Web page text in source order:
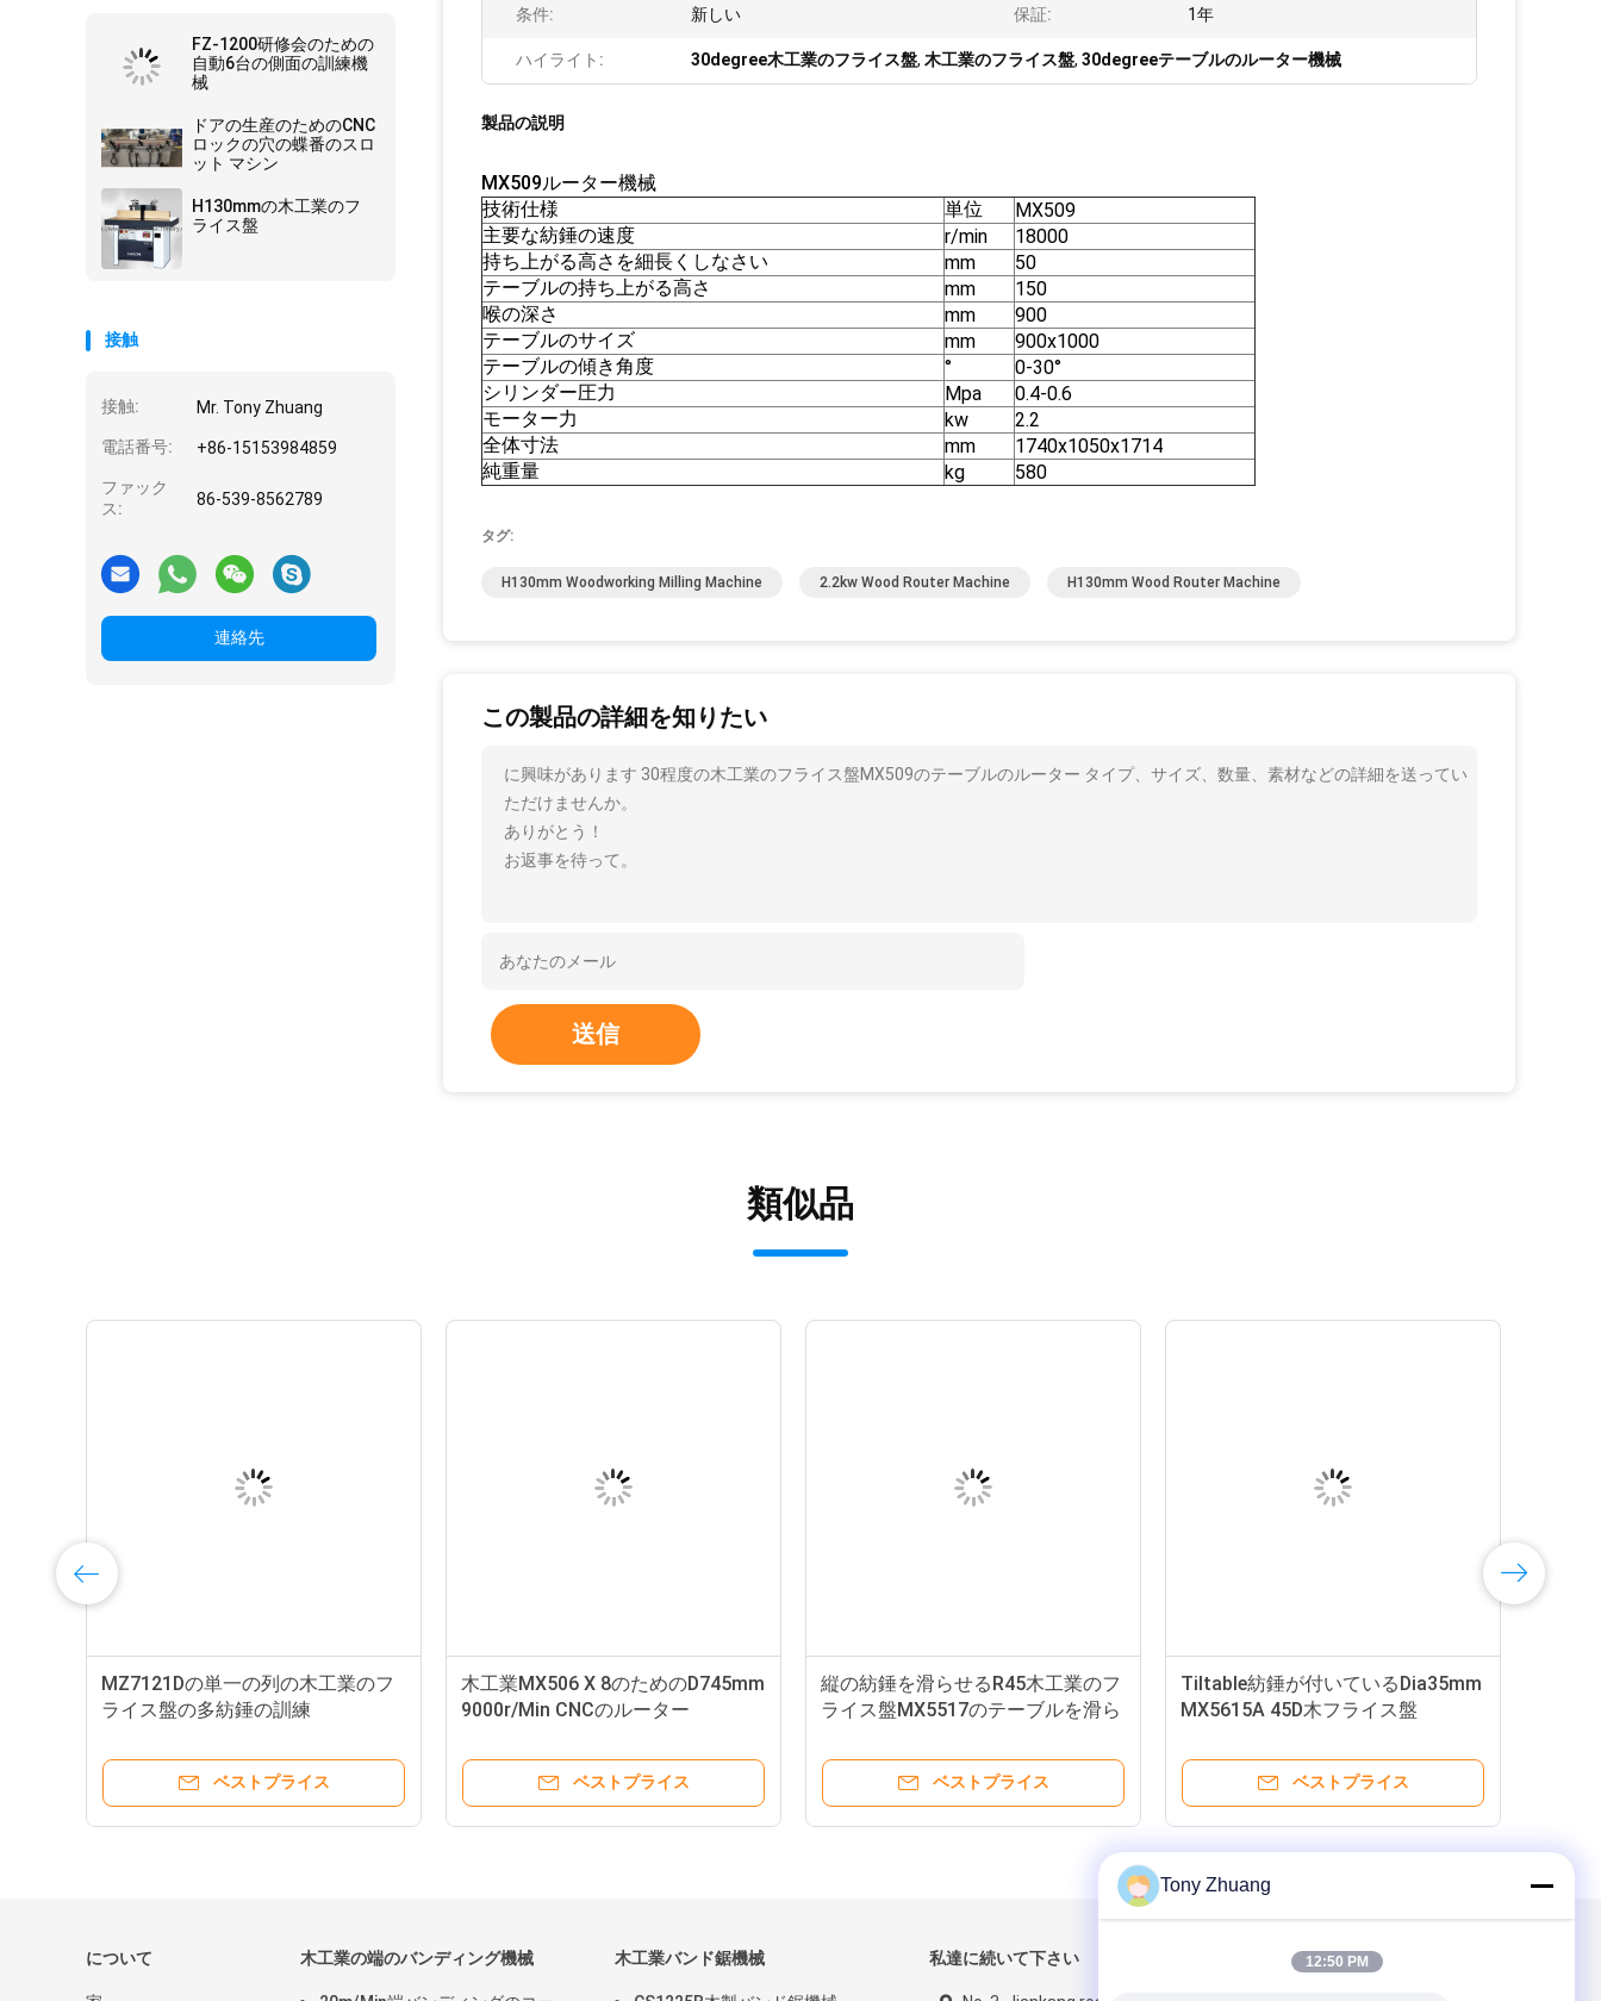
FZ-1200研修会のための
自動6台の側面の訓練機
械
ドアの生産のためのCNC
ロックの穴の蝶番のスロ
ット マシン
H130mmの木工業のフ
ライス盤
接触
接触: Mr. Tony Zhuang
電話番号: +86-15153984859
ファック
ス:
86-539-8562789
連絡先
条件: 新しい 保証: 1年
ハイライト: 30degree木工業のフライス盤, 木工業のフライス盤, 30degreeテーブルのルーター機械
製品の説明
MX509ルーター機械
技術仕様
単位
MX509
主要な紡錘の速度
r/min
18000
持ち上がる高さを細長くしなさい
mm
50
テーブルの持ち上がる高さ
mm
150
喉の深さ
mm
900
テーブルのサイズ
mm
900x1000
テーブルの傾き角度
°
0-30°
シリンダー圧力
Mpa
0.4-0.6
モーター力
kw
2.2
全体寸法
mm
1740x1050x1714
純重量
kg 580
タグ:
H130mm Woodworking Milling Machine 2.2kw Wood Router Machine H130mm Wood Router Machine
この製品の詳細を知りたい
に興味があります 30程度の木工業のフライス盤MX509のテーブルのルーター タイプ、サイズ、数量、素材などの詳細を送ってい
ただけませんか。
ありがとう！
お返事を待って。
送信
類似品
MZ7121Dの単一の列の木工業のフ
ライス盤の多紡錘の訓練
ベストプライス
木工業MX506 X 8のためのD745mm
9000r/Min CNCのルーター
ベストプライス
縦の紡錘を滑らせるR45木工業のフ
ライス盤MX5517のテーブルを滑ら
ベストプライス
Tiltable紡錘が付いているDia35mm
MX5615A 45D木フライス盤
ベストプライス
について 木工業の端のバンディング機械 木工業バンド鋸機械 私達に続いて下さい メールでお問い合わせ
Tony Zhuang
12:50 PM